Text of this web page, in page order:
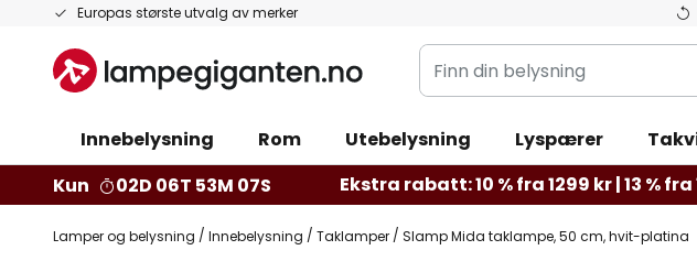
Europas største utvalg av merker
Hopp
innhold
Finn
din
Innebelysning Rom Utebelysning Lyspærer
Kun
02D 06T 53M 06S Ekstra rabatt: 10 % fra 1299 kr | 13 % fra
Lamper og belysning Innebelysning Taklamper Slamp Mida taklampe, 50 cm, hvit-platina